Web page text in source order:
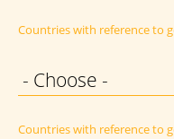
Countries with reference to
- Choose -
Countries with reference to